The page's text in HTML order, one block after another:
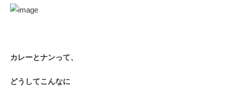
カレーとナンって、
どうしてこんなに